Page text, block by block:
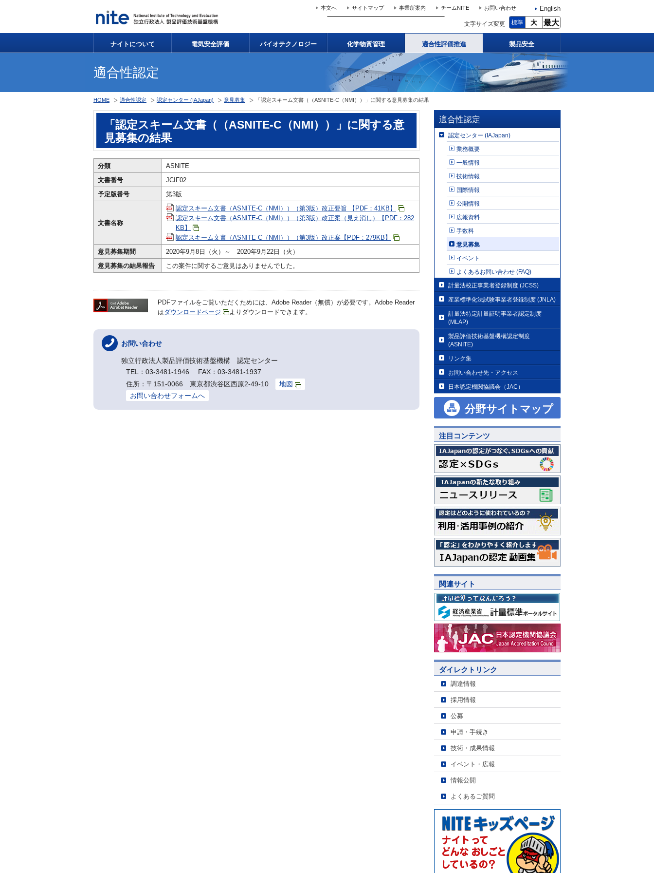
本文へ サイトマップ 事業所案内 チームNITE お問い合わせ English
文字サイズ変更 標準 大 最大
ナイトについて 電気安全評価 バイオテクノロジー 化学物質管理 適合性評価推進 製品安全
適合性認定
HOME 適合性認定 認定センター (IAJapan) 意見募集 「認定スキーム文書（（ASNITE-C（NMI））」に関する意見募集の結果
「認定スキーム文書（（ASNITE-C（NMI））」に関する意
見募集の結果
分類
ASNITE
文書番号
JCIF02
予定版番号
第3版
文書名称
認定スキーム文書（ASNITE-C（NMI））（第3版）改正要旨 【PDF：41KB】
認定スキーム文書（ASNITE-C（NMI））（第3版）改正案（見え消し）【PDF：282
KB】
認定スキーム文書（ASNITE-C（NMI））（第3版）改正案【PDF：279KB】
意見募集期間
2020年9月8日（火）～ 2020年9月22日（火）
意見募集の結果報告
この案件に関するご意見はありませんでした。
PDFファイルをご覧いただくためには、Adobe Reader（無償）が必要です。Adobe Reader
はダウンロードページ よりダウンロードできます。
お問い合わせ
独立行政法人製品評価技術基盤機構 認定センター
TEL：03-3481-1946 FAX：03-3481-1937
住所：〒151-0066 東京都渋谷区西原2-49-10
地図
お問い合わせフォームへ
適合性認定
認定センター (IAJapan)
業務概要
一般情報
技術情報
国際情報
公開情報
広報資料
手数料
意見募集
イベント
よくあるお問い合わせ (FAQ)
計量法校正事業者登録制度 (JCSS)
産業標準化法試験事業者登録制度 (JNLA)
計量法特定計量証明事業者認定制度
(MLAP)
製品評価技術基盤機構認定制度
(ASNITE)
リンク集
お問い合わせ先・アクセス
日本認定機関協議会（JAC）
分野サイトマップ
注目コンテンツ
関連サイト
ダイレクトリンク
調達情報
採用情報
公募
申請・手続き
技術・成果情報
イベント・広報
情報公開
よくあるご質問